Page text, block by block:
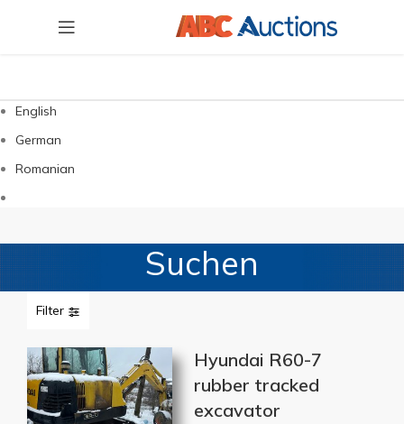
English
German
Romanian
Suchen
Filter
Hyundai R60-7
rubber tracked
excavator